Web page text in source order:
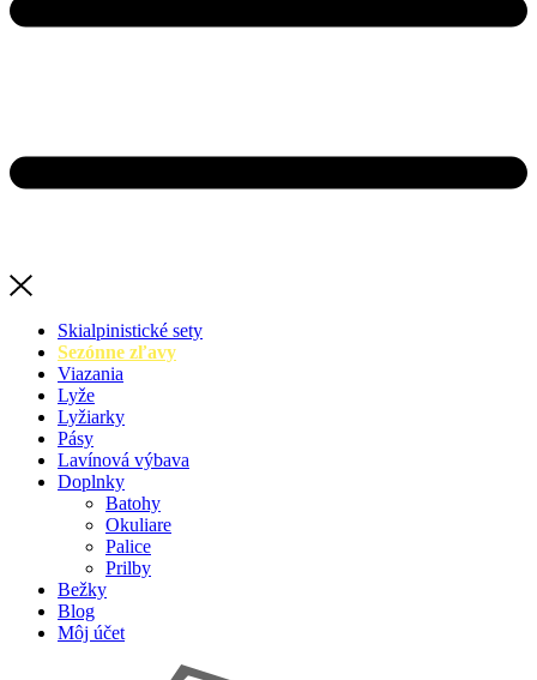
Skialpinistické sety
Sezónne zľavy
Viazania
Lyže
Lyžiarky
Pásy
Lavínová výbava
Doplnky
Batohy
Okuliare
Palice
Prilby
Bežky
Blog
Môj účet